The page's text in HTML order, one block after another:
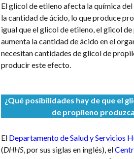
El glicol de etileno afecta la química
la cantidad de ácido, lo que produce
igual que el glicol de etileno, el glicol
aumenta la cantidad de ácido en el
necesitan cantidades de glicol de
producir este efecto.
¿Qué posibilidades hay de que el
de propileno
El Departamento de Salud y Servicios
(DHHS, por sus siglas en inglés), el